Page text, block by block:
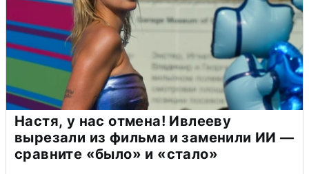
Настя, у нас отмена! Ивлееву
вырезали из фильма и заменили ИИ —
сравните «было» и «стало»